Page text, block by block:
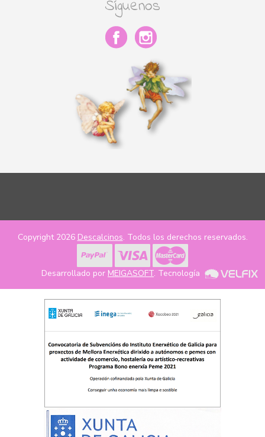
Síguenos
Copyright 2026 Descalcinos. Todos los derechos reservados.
Desarrollado por MEIGASOFT. Tecnología